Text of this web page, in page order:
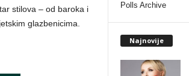
stilova – od baroka i
glazbenicima.
Polls Archive
Najnovije